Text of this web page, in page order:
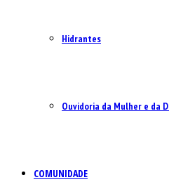
Hidrantes
Ouvidoria da Mulher e da
COMUNIDADE